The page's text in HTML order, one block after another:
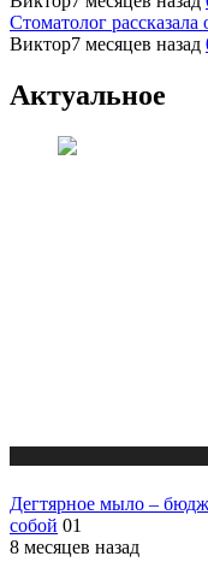
Стоматолог
Виктор7 месяцев назад
Актуальное
Дегтярное мыло –
собой 01
8 месяцев назад